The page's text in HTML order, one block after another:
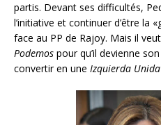
partis. Devant ses difficultés,
l’initiative et continuer d’être la
face au PP de Rajoy. Mais il
Podemos pour qu’il devienne
convertir en une Izquierda Unida